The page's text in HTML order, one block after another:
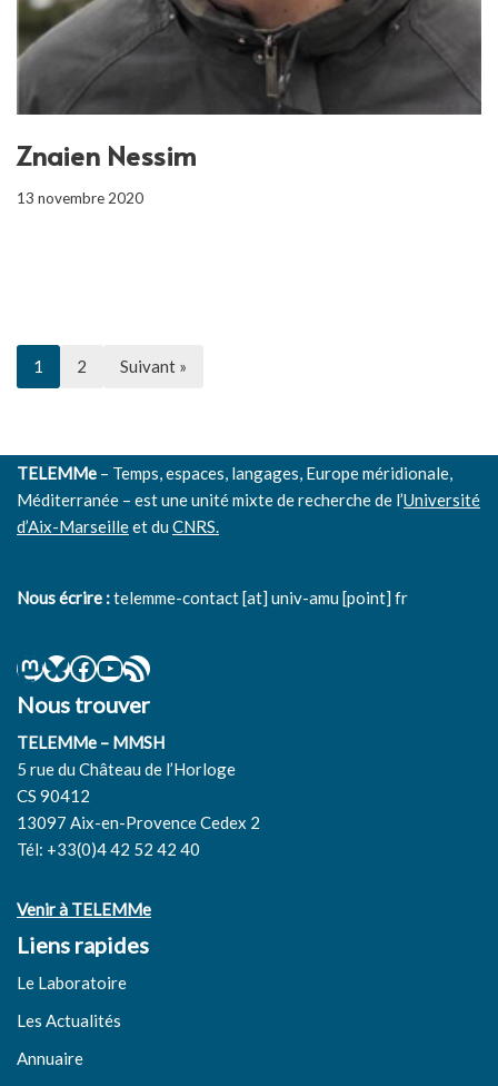
Znaien Nessim
13 novembre 2020
1 2 Suivant »
TELEMMe – Temps, espaces, langages, Europe méridionale,
Méditerranée – est une unité mixte de recherche de l’Université
d’Aix-Marseilleet duCNRS.
Nous écrire :telemme-contact [at] univ-amu [point] fr
Nous trouver
TELEMMe – MMSH
5 rue du Château de l’Horloge
CS 90412
13097 Aix-en-Provence Cedex 2
Tél: +33(0)4 42 52 42 40
Venir à TELEMMe
Liens rapides
Le Laboratoire
Les Actualités
Annuaire